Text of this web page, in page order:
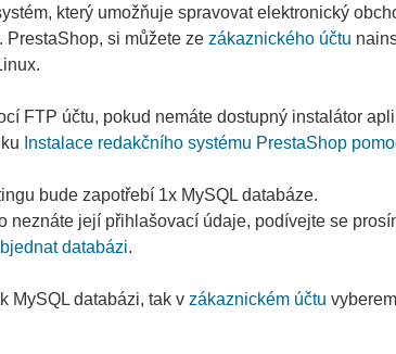
který umožňuje spravovat elektronický
PrestaShop, si můžete ze zákaznického účtu
FTP účtu, pokud nemáte dostupný instalátor
Instalace redakčního systému PrestaShop
bude zapotřebí 1x MySQL databáze.
neznáte její přihlašovací údaje, podívejte se
databázi.
MySQL databázi, tak v zákaznickém účtu